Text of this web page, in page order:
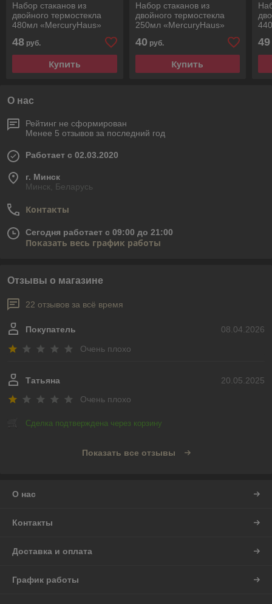
Набор стаканов из
двойного термостекла
480мл «MercuryHaus»
48 руб.
Купить
Набор стаканов из
двойного термостекла
250мл «MercuryHaus»
40 руб.
Купить
49
О нас
Рейтинг не сформирован
Менее 5 отзывов за последний год
Работает с 02.03.2020
г. Минск
Минск, Беларусь
Контакты
Сегодня работает с 09:00 до 21:00
Показать весь график работы
Отзывы о магазине
22 отзывов за всё время
08.04.2026
Покупатель
Очень плохо
20.05.2025
Татьяна
Очень плохо
Сделка подтверждена через корзину
Показать все отзывы
О нас
Контакты
Доставка и оплата
График работы